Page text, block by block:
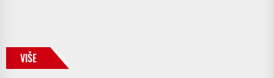
VIŠE